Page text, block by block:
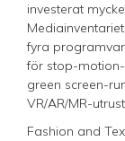
investerat
fyra
för stop-
green screen-
VR/AR/MR-
Fashion and